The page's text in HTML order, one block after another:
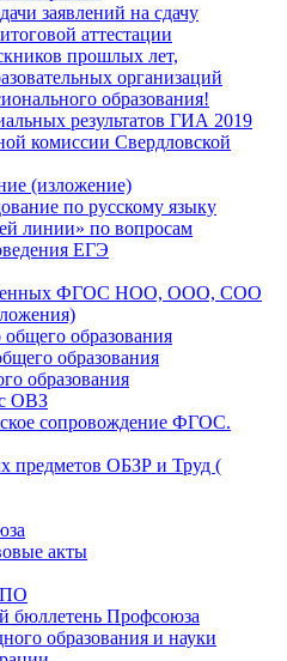
заявлений на сдачу
аттестации
прошлых лет,
организаций
образования!
результатов ГИА 2019
комиссии Свердловской
(изложение)
по русскому языку
линии» по вопросам
ЕГЭ
ФГОС НОО, ООО, СОО
образования
образования
образования
ОВЗ
сопровождение ФГОС.
предметов ОБЗР и Труд (
акты
бюллетень Профсоюза
образования и науки